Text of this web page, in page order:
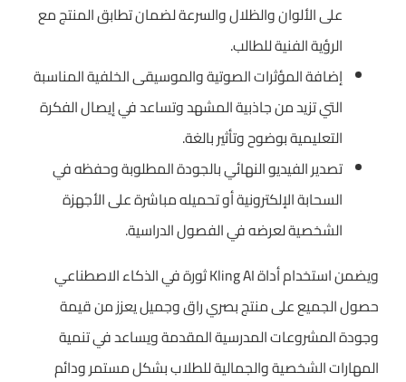
على الألوان والظلال والسرعة لضمان تطابق المنتج مع
الرؤية الفنية للطالب.
إضافة المؤثرات الصوتية والموسيقى الخلفية المناسبة
التي تزيد من جاذبية المشهد وتساعد في إيصال الفكرة
التعليمية بوضوح وتأثير بالغة.
تصدير الفيديو النهائي بالجودة المطلوبة وحفظه في
السحابة الإلكترونية أو تحميله مباشرة على الأجهزة
الشخصية لعرضه في الفصول الدراسية.
ويضمن استخدام أداة Kling AI ثورة في الذكاء الاصطناعي
حصول الجميع على منتج بصري راق وجميل يعزز من قيمة
وجودة المشروعات المدرسية المقدمة ويساعد في تنمية
المهارات الشخصية والجمالية للطلاب بشكل مستمر ودائم